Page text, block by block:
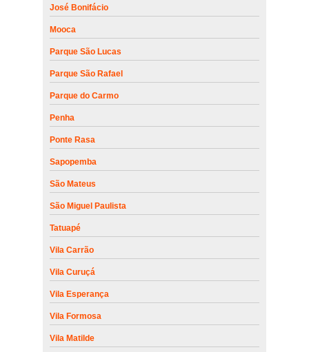
José Bonifácio
Mooca
Parque São Lucas
Parque São Rafael
Parque do Carmo
Penha
Ponte Rasa
Sapopemba
São Mateus
São Miguel Paulista
Tatuapé
Vila Carrão
Vila Curuçá
Vila Esperança
Vila Formosa
Vila Matilde